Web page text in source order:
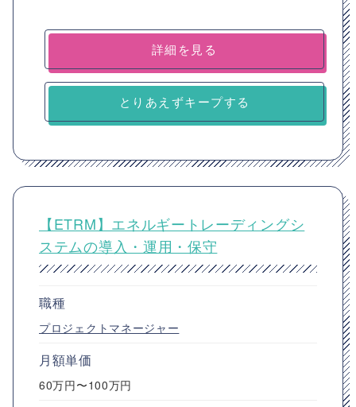
詳細を見る
とりあえずキープする
【ETRM】エネルギートレーディングシ
ステムの導入・運用・保守
職種
プロジェクトマネージャー
月額単価
60万円〜100万円